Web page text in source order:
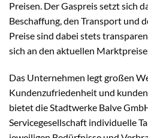
Preisen. Der Gaspreis setzt sich
Beschaffung, den Transport und
Preise sind dabei stets
sich an den aktuellen
Das Unternehmen legt großen
Kundenzufriedenheit und
bietet die Stadtwerke Balve
Servicegesellschaft individuelle